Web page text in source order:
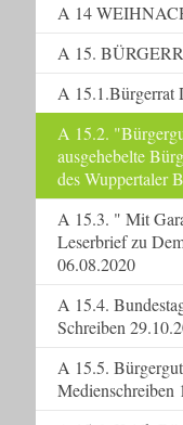
A 14
A 15.
A 15.1.Bürgerrat
A 15.2.
ausgehebelte
des Wuppertaler
A 15.3. " Mit
Leserbrief zu
06.08.2020
A 15.4.
Schreiben
A 15.5.
Medienschreiben